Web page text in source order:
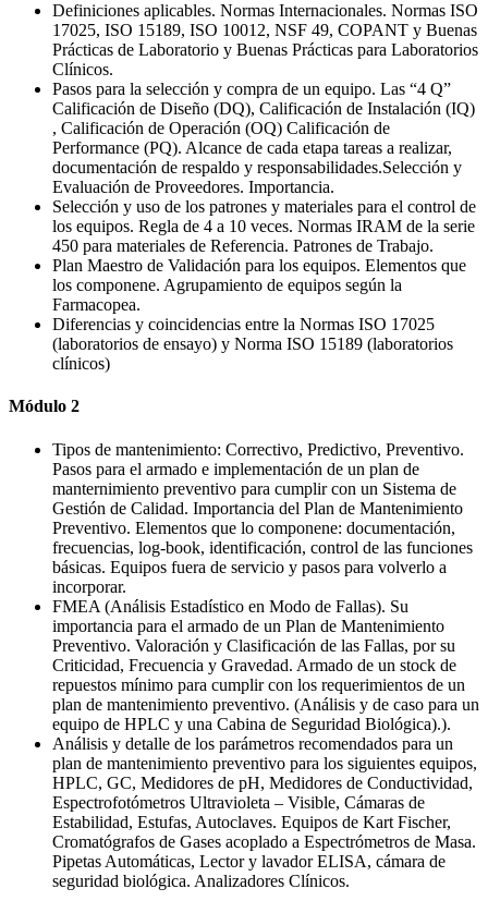
Definiciones aplicables. Normas Internacionales. Normas ISO
17025, ISO 15189, ISO 10012, NSF 49, COPANT y Buenas
Prácticas de Laboratorio y Buenas Prácticas para Laboratorios
Clínicos.
Pasos para la selección y compra de un equipo. Las “4 Q”
Calificación de Diseño (DQ), Calificación de Instalación (IQ)
, Calificación de Operación (OQ) Calificación de
Performance (PQ). Alcance de cada etapa tareas a realizar,
documentación de respaldo y responsabilidades.Selección y
Evaluación de Proveedores. Importancia.
Selección y uso de los patrones y materiales para el control de
los equipos. Regla de 4 a 10 veces. Normas IRAM de la serie
450 para materiales de Referencia. Patrones de Trabajo.
Plan Maestro de Validación para los equipos. Elementos que
los componene. Agrupamiento de equipos según la
Farmacopea.
Diferencias y coincidencias entre la Normas ISO 17025
(laboratorios de ensayo) y Norma ISO 15189 (laboratorios
clínicos)
Módulo 2
Tipos de mantenimiento: Correctivo, Predictivo, Preventivo.
Pasos para el armado e implementación de un plan de
manternimiento preventivo para cumplir con un Sistema de
Gestión de Calidad. Importancia del Plan de Mantenimiento
Preventivo. Elementos que lo componene: documentación,
frecuencias, log-book, identificación, control de las funciones
básicas. Equipos fuera de servicio y pasos para volverlo a
incorporar.
FMEA (Análisis Estadístico en Modo de Fallas). Su
importancia para el armado de un Plan de Mantenimiento
Preventivo. Valoración y Clasificación de las Fallas, por su
Criticidad, Frecuencia y Gravedad. Armado de un stock de
repuestos mínimo para cumplir con los requerimientos de un
plan de mantenimiento preventivo. (Análisis y de caso para un
equipo de HPLC y una Cabina de Seguridad Biológica).).
Análisis y detalle de los parámetros recomendados para un
plan de mantenimiento preventivo para los siguientes equipos,
HPLC, GC, Medidores de pH, Medidores de Conductividad,
Espectrofotómetros Ultravioleta – Visible, Cámaras de
Estabilidad, Estufas, Autoclaves. Equipos de Kart Fischer,
Cromatógrafos de Gases acoplado a Espectrómetros de Masa.
Pipetas Automáticas, Lector y lavador ELISA, cámara de
seguridad biológica. Analizadores Clínicos.